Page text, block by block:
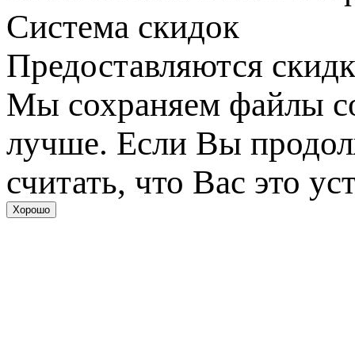
Система скидок
Предоставляются
Мы сохраняем файлы
лучше. Если Вы
считать, что Вас это
Хорошо